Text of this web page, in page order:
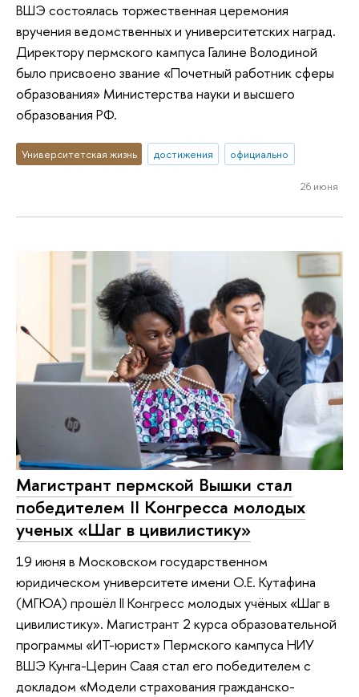
ВШЭ состоялась торжественная церемония
вручения ведомственных и университетских наград.
Директору пермского кампуса Галине Володиной
было присвоено звание «Почетный работник сферы
образования» Министерства науки и высшего
образования РФ.
Университетская жизнь достижения официально
26 июня
Магистрант пермской Вышки стал
победителем II Конгресса молодых
ученых «Шаг в цивилистику»
19 июня в Московском государственном
юридическом университете имени О.Е. Кутафина
(МГЮА) прошёл II Конгресс молодых учёных «Шаг в
цивилистику». Магистрант 2 курса образовательной
программы «ИТ-юрист» Пермского кампуса НИУ
ВШЭ Кунга-Церин Саая стал его победителем с
докладом «Модели страхования гражданско-